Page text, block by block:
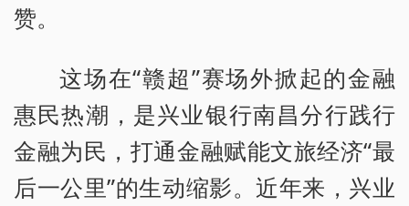
赞。
这场在“赣超”赛场外掀起的金融
惠民热潮，是兴业银行南昌分行践行
金融为民，打通金融赋能文旅经济“最
后一公里”的生动缩影。近年来，兴业